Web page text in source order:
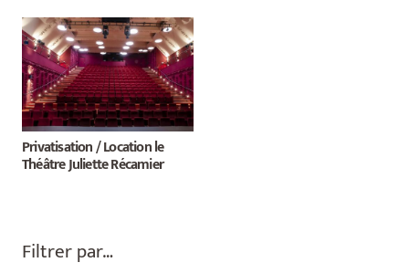
Privatisation / Location le
Théâtre Juliette Récamier
Filtrer par…